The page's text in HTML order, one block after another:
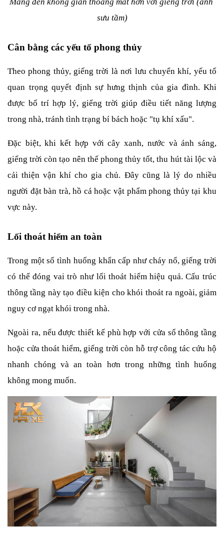
sưu tầm)
Cân bằng các yếu tố phong thủy
Theo phong thủy, giếng trời là nơi lưu chuyển khí, yếu tố
quan trọng quyết định sự hưng thịnh của gia đình. Khi
được bố trí hợp lý, giếng trời giúp điều tiết năng lượng
trong nhà, tránh tình trạng bí bách hoặc "tụ khí xấu".
Đặc biệt, khi kết hợp với cây xanh, nước và ánh sáng,
giếng trời còn tạo nên thế phong thủy tốt, thu hút tài lộc và
cải thiện vận khí cho gia chủ. Đây cũng là lý do nhiều
người đặt bàn trà, hồ cá hoặc vật phẩm phong thủy tại khu
vực này.
Lối thoát hiểm an toàn
Trong một số tình huống khẩn cấp như cháy nổ, giếng trời
có thể đóng vai trò như lối thoát hiểm hiệu quả. Cấu trúc
thông tầng này tạo điều kiện cho khói thoát ra ngoài, giảm
nguy cơ ngạt khói trong nhà.
Ngoài ra, nếu được thiết kế phù hợp với cửa sổ thông tầng
hoặc cửa thoát hiểm, giếng trời còn hỗ trợ công tác cứu hộ
nhanh chóng và an toàn hơn trong những tình huống
không mong muốn.